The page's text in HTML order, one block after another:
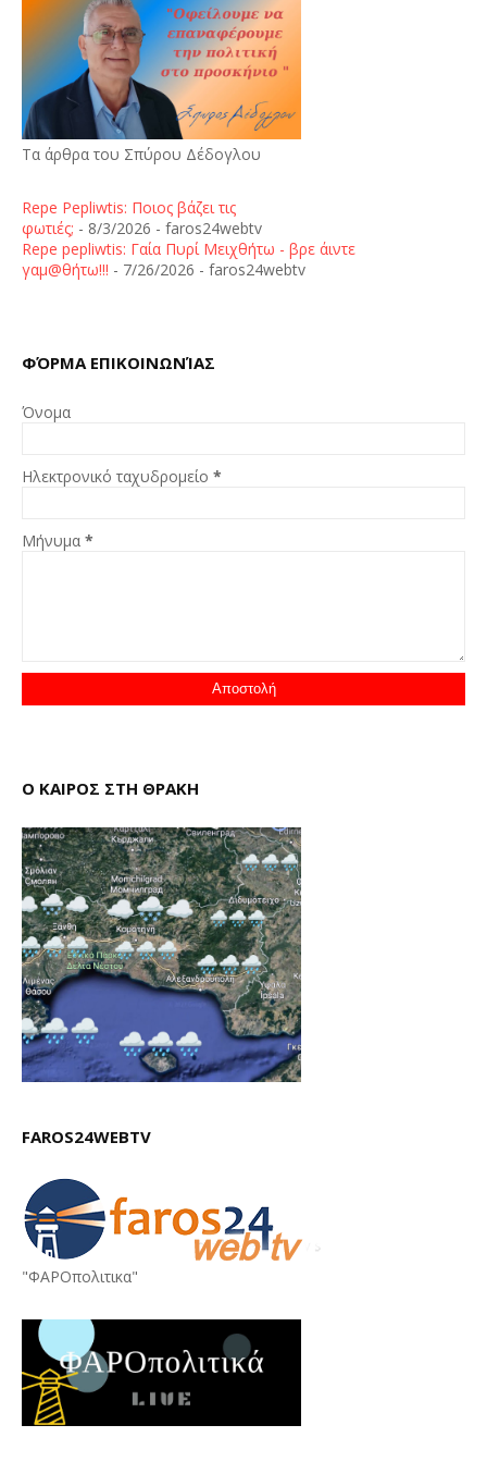
Τα άρθρα του Σπύρου Δέδογλου
Repe Pepliwtis: Ποιος βάζει τις
φωτιές; - 8/3/2026 - faros24webtv
Repe pepliwtis: Γαία Πυρί Μειχθήτω - βρε άιντε
γαμ@θήτω!!! - 7/26/2026 - faros24webtv
ΦΌΡΜΑ ΕΠΙΚΟΙΝΩΝΊΑΣ
Όνομα
Ηλεκτρονικό ταχυδρομείο *
Μήνυμα *
Ο ΚΑΙΡΟΣ ΣΤΗ ΘΡΑΚΗ
FAROS24WEBTV
"ΦΑΡΟπολιτικα"